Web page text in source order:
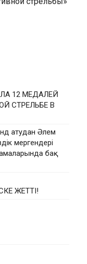
12 МЕДАЛЕЙ
СТРЕЛЬБЕ В
атудан Әлем
мергендері
бақ
ЖЕТТІ!